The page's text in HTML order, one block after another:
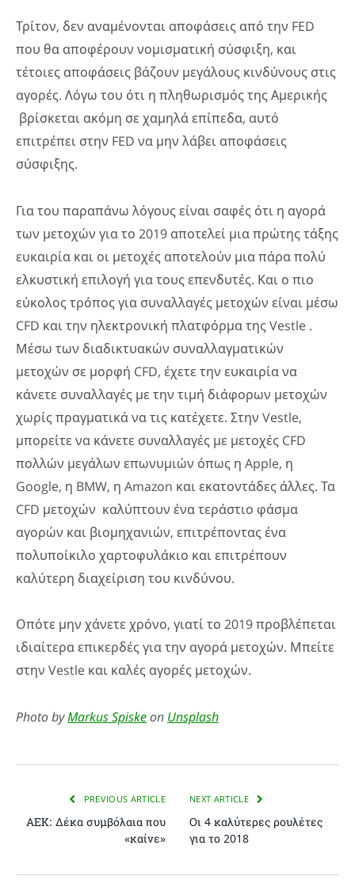
Τρίτον, δεν αναμένονται αποφάσεις από την FED
που θα αποφέρουν νομισματική σύσφιξη, και
τέτοιες αποφάσεις βάζουν μεγάλους κινδύνους στις
αγορές. Λόγω του ότι η πληθωρισμός της Αμερικής
βρίσκεται ακόμη σε χαμηλά επίπεδα, αυτό
επιτρέπει στην FED να μην λάβει αποφάσεις
σύσφιξης.
Για του παραπάνω λόγους είναι σαφές ότι η αγορά
των μετοχών για το 2019 αποτελεί μια πρώτης τάξης
ευκαιρία και οι μετοχές αποτελούν μια πάρα πολύ
ελκυστική επιλογή για τους επενδυτές. Και ο πιο
εύκολος τρόπος για συναλλαγές μετοχών είναι μέσω
CFD και την ηλεκτρονική πλατφόρμα της Vestle .
Μέσω των διαδικτυακών συναλλαγματικών
μετοχών σε μορφή CFD, έχετε την ευκαιρία να
κάνετε συναλλαγές με την τιμή διάφορων μετοχών
χωρίς πραγματικά να τις κατέχετε. Στην Vestle,
μπορείτε να κάνετε συναλλαγές με μετοχές CFD
πολλών μεγάλων επωνυμιών όπως η Apple, η
Google, η BMW, η Amazon και εκατοντάδες άλλες. Τα
CFD μετοχών καλύπτουν ένα τεράστιο φάσμα
αγορών και βιομηχανιών, επιτρέποντας ένα
πολυποίκιλο χαρτοφυλάκιο και επιτρέπουν
καλύτερη διαχείριση του κινδύνου.
Οπότε μην χάνετε χρόνο, γιατί το 2019 προβλέπεται
ιδιαίτερα επικερδές για την αγορά μετοχών. Μπείτε
στην Vestle και καλές αγορές μετοχών.
Photo byMarkus Spiskeon Unsplash
PREVIOUS ARTICLE
ΑΕΚ: Δέκα συμβόλαια που
«καίνε»
NEXT ARTICLE
Οι 4 καλύτερες ρουλέτες
για το 2018